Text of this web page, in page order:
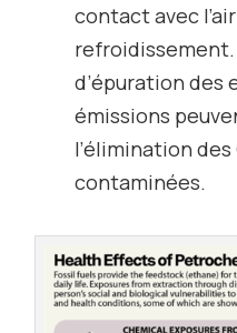
contact avec
d’épuration des
émissions
l’élimination des
contaminées.